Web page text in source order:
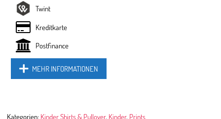
Twint
Kreditkarte
Postfinance
MEHR INFORMATIONEN
Kategorien: Kinder Shirts & Pullover, Kinder, Prints